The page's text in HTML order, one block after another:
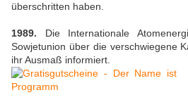
überschritten haben.
1989. Die Internationale
Sowjetunion über die verschwiegene
ihr Ausmaß informiert.